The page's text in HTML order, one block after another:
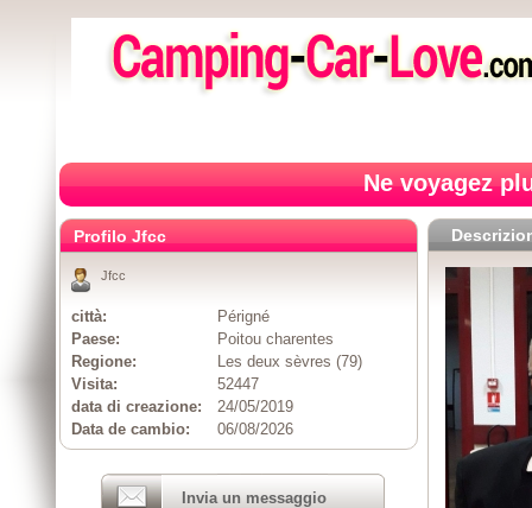
Ne voyagez
Profilo Jfcc
Jfcc
città:
Périgné
Paese:
Poitou charentes
Regione:
Les deux sèvres (79)
Visita:
52447
data di creazione:
24/05/2019
Data de cambio:
06/08/2026
Invia un messaggio